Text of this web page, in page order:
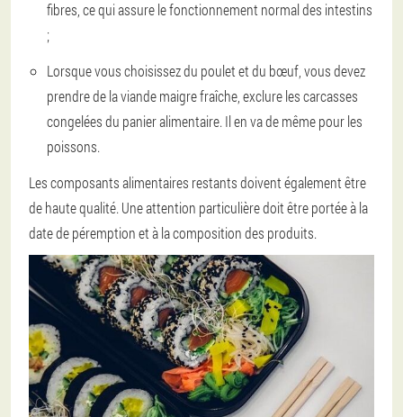
fibres, ce qui assure le fonctionnement normal des intestins
;
Lorsque vous choisissez du poulet et du bœuf, vous devez
prendre de la viande maigre fraîche, exclure les carcasses
congelées du panier alimentaire. Il en va de même pour les
poissons.
Les composants alimentaires restants doivent également être
de haute qualité. Une attention particulière doit être portée à la
date de péremption et à la composition des produits.